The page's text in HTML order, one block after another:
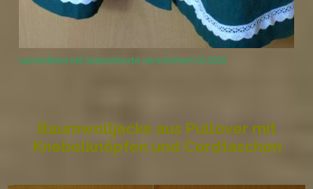
Leinenkleid mit Spitzenborte verschönert 03.2025
Baumwolljacke aus Pullover mit
Knebelknöpfen und Cordtaschen